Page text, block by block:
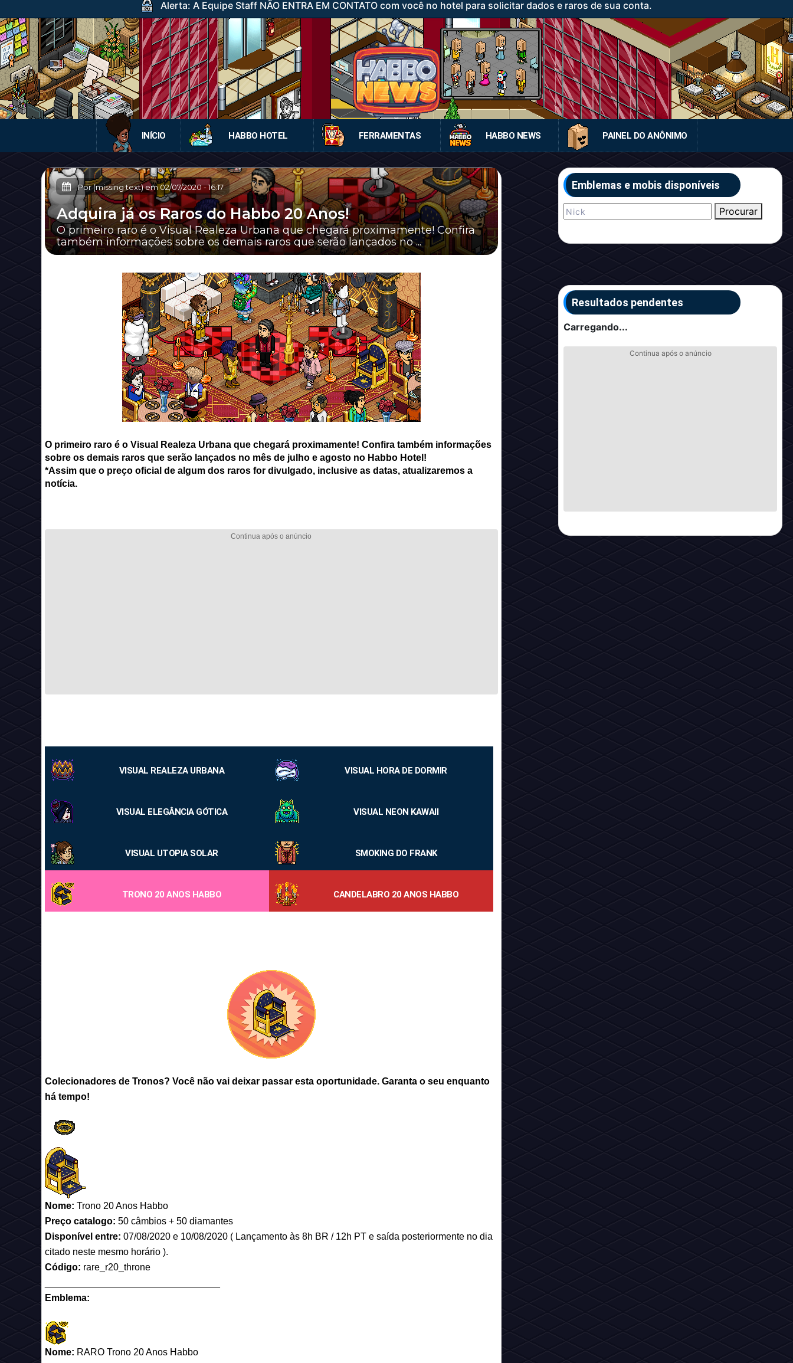
Alerta: A Equipe Staff NÃO ENTRA EM CONTATO com você no hotel para solicitar dados e raros de sua conta.
INÍCIO HABBO HOTEL FERRAMENTAS HABBO NEWS PAINEL DO ANÔNIMO
Por (missing text) em02/07/2020-16:17
Adquira já os Raros do Habbo 20 Anos!
O primeiro raro é o Visual Realeza Urbana que chegará proximamente! Confira
também informações sobre os demais raros que serão lançados no ...
O primeiro raro é o Visual Realeza Urbana que chegará proximamente! Confira também informações
sobre os demais raros que serão lançados no mês de julho e agosto no Habbo Hotel!
*Assim que o preço oficial de algum dos raros for divulgado, inclusive as datas, atualizaremos a
notícia.
VISUAL REALEZA URBANA VISUAL HORA DE DORMIR
VISUAL ELEGÂNCIA GÓTICA VISUAL NEON KAWAII
VISUAL UTOPIA SOLAR SMOKING DO FRANK
TRONO 20 ANOS HABBO CANDELABRO 20 ANOS HABBO
Colecionadores de Tronos? Você não vai deixar passar esta oportunidade. Garanta o seu enquanto
há tempo!
Nome: Trono 20 Anos Habbo
Preço catalogo: 50 câmbios + 50 diamantes
Disponível entre: 07/08/2020 e 10/08/2020 ( Lançamento às 8h BR / 12h PT e saída posteriormente no dia
citado neste mesmo horário ).
Código: rare_r20_throne
Emblema:
Nome: RARO Trono 20 Anos Habbo
Emblemas e mobis disponíveis
Procurar
Resultados pendentes
Carregando...